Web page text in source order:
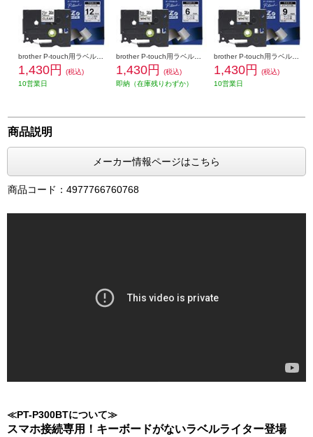
brother P-touch用ラベルシール (12mm ｸﾛ-ﾄｳﾒｲ) TZe-131
1,430円
(税込)
10営業日
brother P-touch用ラベルシール （6mm ｸﾛ-ｼﾛ) TZe-211
1,430円
(税込)
即納（在庫残りわずか）
brother P-touch用ラベルシール （9mm ｸﾛ-ｼﾛ) TZe-221
1,430円
(税込)
10営業日
商品説明
メーカー情報ページはこちら
商品コード：4977766760768
≪PT-P300BTについて≫
スマホ接続専用！キーボードがないラベルライター登場